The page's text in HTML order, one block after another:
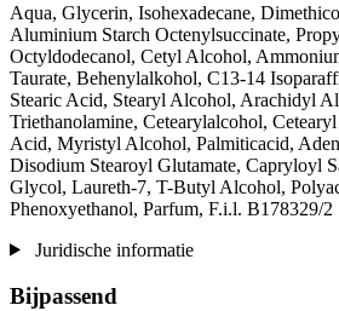
Aqua, Glycerin, Isohexadecane,
Aluminium Starch Octenylsuccinate,
Octyldodecanol, Cetyl Alcohol,
Taurate, Behenylalkohol, C13-14
Stearic Acid, Stearyl Alcohol, Arachidyl
Triethanolamine, Cetearylalcohol,
Acid, Myristyl Alcohol, Palmiticacid,
Disodium Stearoyl Glutamate, Capryloyl
Glycol, Laureth-7, T-Butyl Alcohol,
Phenoxyethanol, Parfum, F.i.l. B178329/2
Juridische informatie
Bijpassend